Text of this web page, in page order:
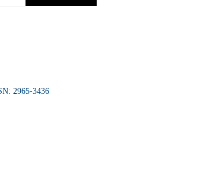
2965-3436